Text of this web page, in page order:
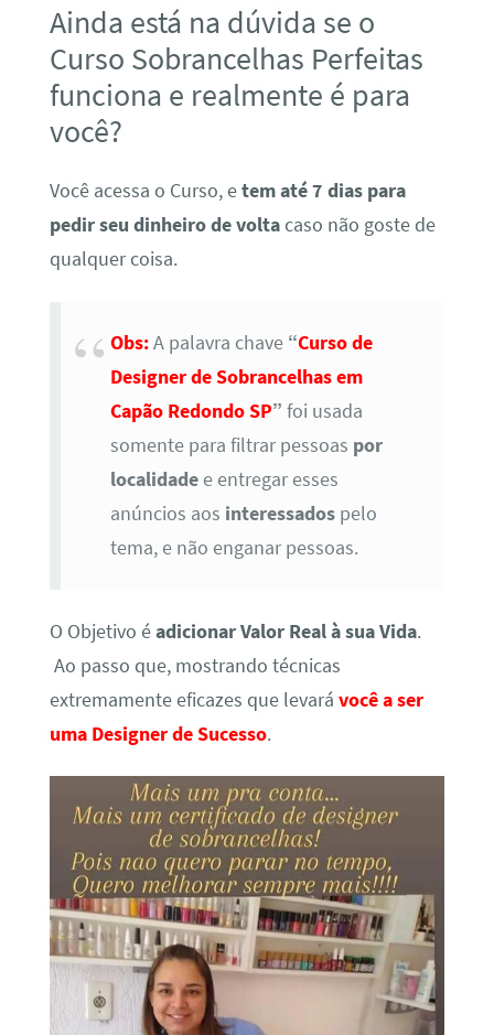
Ainda está na dúvida se o
Curso Sobrancelhas Perfeitas
funciona e realmente é para
você?
Você acessa o Curso, etem até 7 dias para
pedir seu dinheiro de voltacaso não goste de
qualquer coisa.
Obs:A palavra chave “Curso de
Designer de Sobrancelhas em
Capão Redondo SP” foi usada
somente para filtrar pessoas por
localidadee entregar esses
anúncios aos interessadospelo
tema, e não enganar pessoas.
O Objetivo éadicionar Valor Real à sua Vida.
Ao passo que, mostrando técnicas
extremamente eficazes que levará você a ser
uma Designer de Sucesso.